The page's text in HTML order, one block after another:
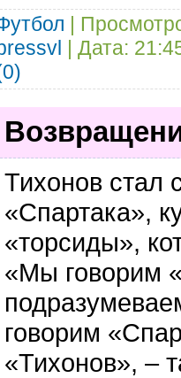
|
| Дата:
Тихонов стал
«Спартака»,
«торсиды»,
«Мы говорим
говорим
«Тихонов», –